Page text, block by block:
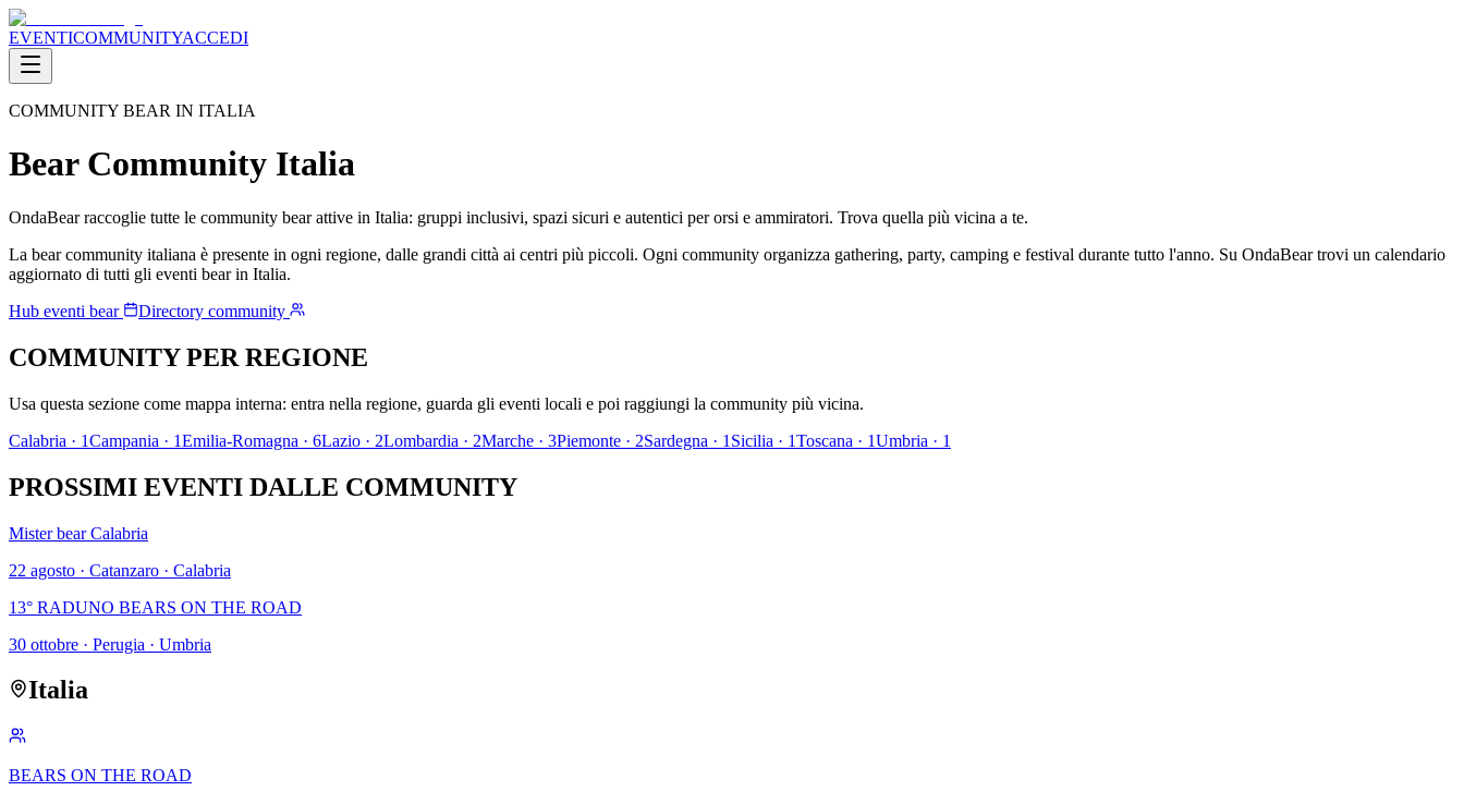
EVENTICOMMUNITYACCEDI
COMMUNITY BEAR IN ITALIA
Bear Community Italia
OndaBear raccoglie tutte le community bear attive in Italia: gruppi inclusivi, spazi sicuri e autentici per orsi e ammiratori. Trova quella più vicina a te.
La bear community italiana è presente in ogni regione, dalle grandi città ai centri più piccoli. Ogni community organizza gathering, party, camping e festival durante tutto l'anno. Su OndaBear trovi un calendario
aggiornato di tutti gli eventi bear in Italia.
Hub eventi bear
Directory community
COMMUNITY PER REGIONE
Usa questa sezione come mappa interna: entra nella regione, guarda gli eventi locali e poi raggiungi la community più vicina.
Calabria · 1Campania · 1Emilia-Romagna · 6Lazio · 2Lombardia · 2Marche · 3Piemonte · 2Sardegna · 1 Sicilia · 1Toscana · 1Umbria · 1
PROSSIMI EVENTI DALLE COMMUNITY
Mister bear Calabria
22 agosto · Catanzaro · Calabria
13° RADUNO BEARS ON THE ROAD
30 ottobre · Perugia · Umbria
Italia
BEARS ON THE ROAD